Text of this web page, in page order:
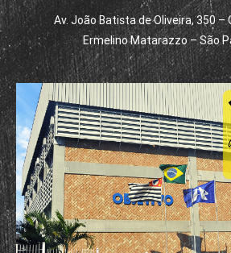
Av. João Batista de Oliveira, 350 –
Ermelino Matarazzo – São